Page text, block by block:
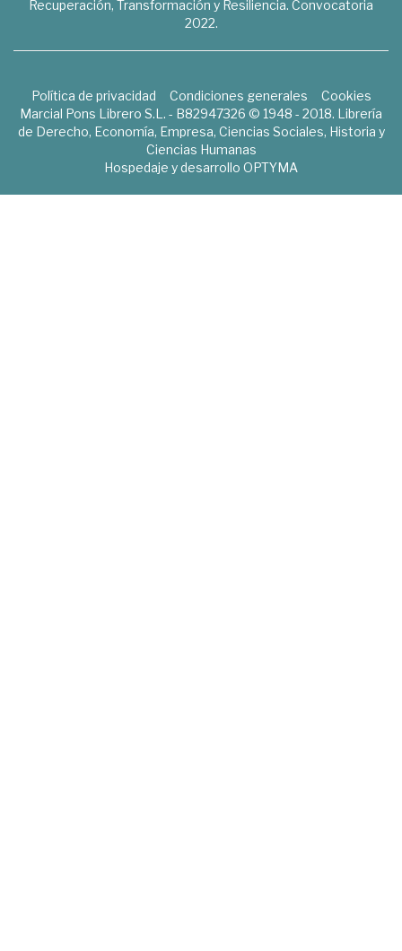
Recuperación, Transformación y Resiliencia. Convocatoria
2022.
Política de privacidad Condiciones generales
Cookies
Marcial Pons Librero S.L. - B82947326 © 1948 - 2018. Librería
de Derecho, Economía, Empresa, Ciencias Sociales, Historia y
Ciencias Humanas
Hospedaje y desarrollo OPTYMA